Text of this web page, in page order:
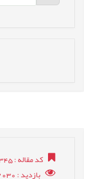
کد مقاله: 20200504345
بازدید: 42030